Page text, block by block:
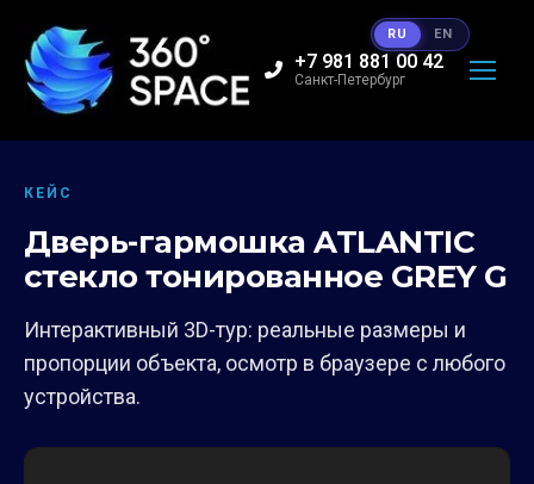
+7 981 881 00 42
Санкт-Петербург
КЕЙС
Дверь-гармошка ATLANTIC
стекло тонированное GREY G
Интерактивный 3D-тур: реальные размеры и
пропорции объекта, осмотр в браузере с любого
устройства.
RU EN